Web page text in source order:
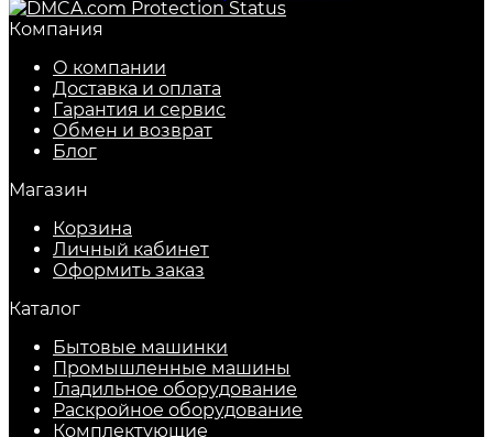
Компания
О компании
Доставка и оплата
Гарантия и сервис
Обмен и возврат
Блог
Магазин
Корзина
Личный кабинет
Оформить заказ
Каталог
Бытовые машинки
Промышленные машины
Гладильное оборудование
Раскройное оборудование
Комплектующие